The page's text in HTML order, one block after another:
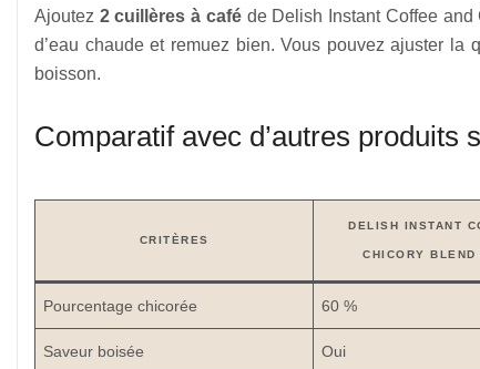
Ajoutez 2 cuillères à caféde Delish Instant Coffee and
d’eau chaude et remuez bien. Vous pouvez ajuster
boisson.
Comparatif avec d’autres produits
CRITÈRES
DELISH INSTANT
CHICORY BLEND
Pourcentage chicorée 60 %
Saveur boisée Oui